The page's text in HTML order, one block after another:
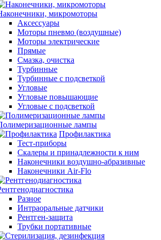
микромоторы
Аксессуары
Моторы пневмо (воздушные)
Моторы электрические
Прямые
Смазка, очистка
Турбинные
Турбинные с подсветкой
Угловые
Угловые повышающие
Угловые с подсветкой
лампы
Профилактика
Тест-приборы
Скалеры и принадлежности к ним
Наконечники воздушно-абразивные
Наконечники Air-Flo
Разное
Интраоральные датчики
Рентген-защита
Трубки портативные